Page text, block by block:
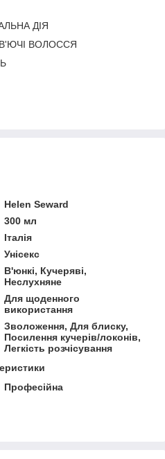
ДІЯ
ВОЛОССЯ
Helen Seward
300 мл
Італія
Унісекс
В'юнкі, Кучеряві,
Неслухняне
Для щоденного
використання
Зволоження, Для блиску,
Посилення кучерів/локонів,
Легкість розчісування
Професійна